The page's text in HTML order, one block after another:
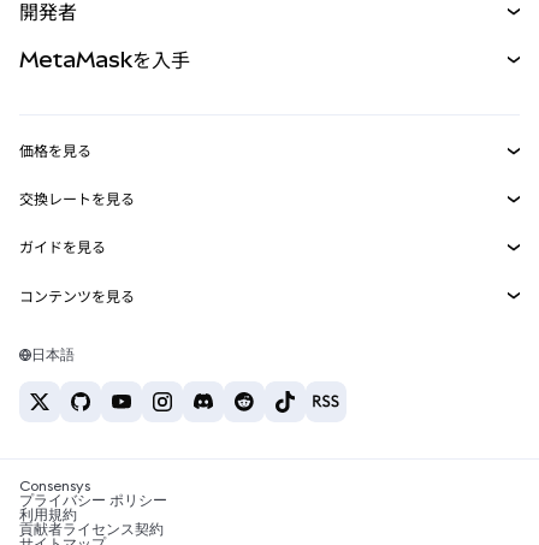
パーペチュアル
RWA
開発者
MetaMask Connect
Snaps
Web3サービス
MetaMaskを入手
セキュリティ
サポート
キャリア
お問い合わせ
価格を見る
イーサリアムの価格
Solanaの価格
Tetherの価格
交換レートを見る
ETH→USD
USDT→INR
BTC→INR
ETH→USDT
ガイドを見る
ETHの購入
USDTの購入
SHIBの購入
BNBの購入
コンテンツを見る
Solanaウォレット
税制関連ニュース
暗号資産の購入方法は？
日本語
Consensys
プライバシー ポリシー
利用規約
貢献者ライセンス契約